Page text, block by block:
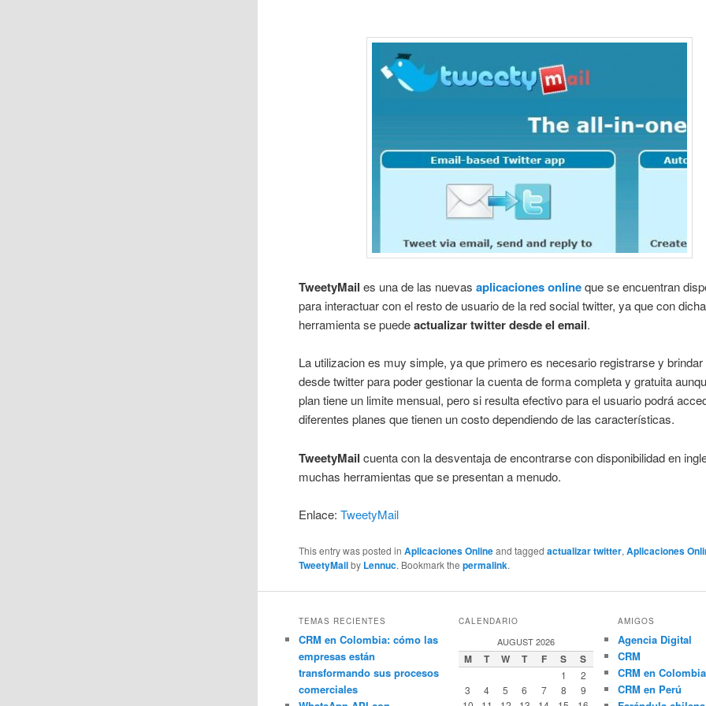
TweetyMail es una de las nuevasaplicaciones onlineque se encuentran
para interactuar con el resto de usuario de la red social twitter, ya que con dicha
herramienta se puedeactualizar twitter desde el email.
La utilizacion es muy simple, ya que primero es necesario registrarse y
desde twitter para poder gestionar la cuenta de forma completa y gratuita
plan tiene un limite mensual, pero si resulta efectivo para el usuario podrá
diferentes planes que tienen un costo dependiendo de las características.
TweetyMail cuenta con la desventaja de encontrarse con disponibilidad en
muchas herramientas que se presentan a menudo.
Enlace:TweetyMail
This entry was posted inAplicaciones Onlineand taggedactualizar twitter,Aplicaciones
TweetyMailby Lennuc. Bookmark thepermalink.
TEMAS RECIENTES
CRM en Colombia: cómo las
empresas están
transformando sus procesos
comerciales
CALENDARIO
AUGUST 2026
M T W T F S S
1
2
3
4 5 6 7 8
9
AMIGOS
Agencia Digital
CRM
CRM en Colombia
CRM en Perú